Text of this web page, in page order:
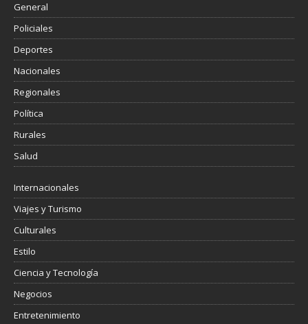
General
Policiales
Deportes
Nacionales
Regionales
Política
Rurales
Salud
Internacionales
Viajes y Turismo
Culturales
Estilo
Ciencia y Tecnología
Negocios
Entretenimiento